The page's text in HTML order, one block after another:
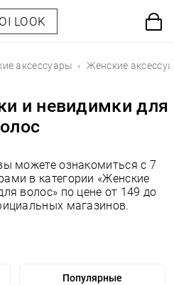
LOOK
аксессуары Женские
и невидимки для
можете ознакомиться с 7
в категории «Женские
волос» по цене от 149 до
магазинов.